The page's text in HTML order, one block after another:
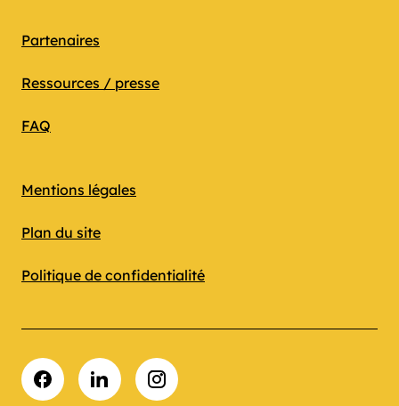
Partenaires
Ressources / presse
FAQ
Mentions légales
Plan du site
Politique de confidentialité